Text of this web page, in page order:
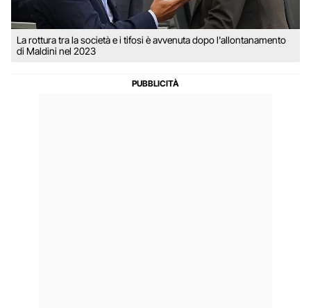
La rottura tra la società e i tifosi è avvenuta dopo l'allontanamento
di Maldini nel 2023